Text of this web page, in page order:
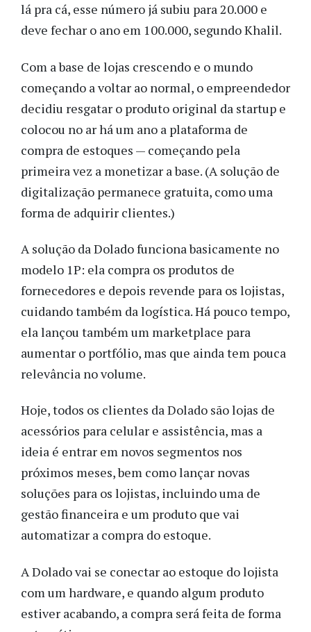
lá pra cá, esse número já subiu para 20.000 e
deve fechar o ano em 100.000, segundo Khalil.
Com a base de lojas crescendo e o mundo
começando a voltar ao normal, o empreendedor
decidiu resgatar o produto original da startup e
colocou no ar há um ano a plataforma de
compra de estoques — começando pela
primeira vez a monetizar a base. (A solução de
digitalização permanece gratuita, como uma
forma de adquirir clientes.)
A solução da Dolado funciona basicamente no
modelo 1P: ela compra os produtos de
fornecedores e depois revende para os lojistas,
cuidando também da logística. Há pouco tempo,
ela lançou também um marketplace para
aumentar o portfólio, mas que ainda tem pouca
relevância no volume.
Hoje, todos os clientes da Dolado são lojas de
acessórios para celular e assistência, mas a
ideia é entrar em novos segmentos nos
próximos meses, bem como lançar novas
soluções para os lojistas, incluindo uma de
gestão financeira e um produto que vai
automatizar a compra do estoque.
A Dolado vai se conectar ao estoque do lojista
com um hardware, e quando algum produto
estiver acabando, a compra será feita de forma